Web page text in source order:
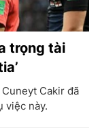
trọng tài
Cuneyt Cakir đã
việc này.